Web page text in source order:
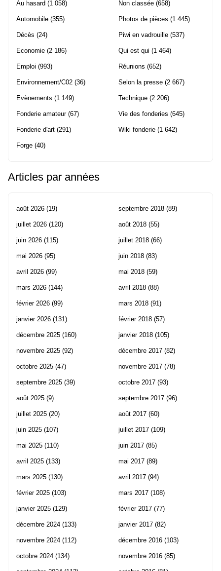
Au hasard (1 058)
Automobile (355)
Décès (24)
Economie (2 186)
Emploi (993)
Environnement/C02 (36)
Evènements (1 149)
Fonderie amateur(67)
Fonderie d'art (291)
Forge (40)
Non classée (658)
Photos de pièces (1 445)
Piwi en vadrouille (537)
Qui est qui (1 464)
Réunions (652)
Selon la presse (2 667)
Technique (2 206)
Vie des fonderies (645)
Wiki fonderie (1 642)
Articles par années
août 2026 (19)
juillet 2026 (120)
juin 2026 (115)
mai 2026 (95)
avril 2026 (99)
mars 2026 (144)
février 2026 (99)
janvier 2026 (131)
décembre 2025 (160)
novembre 2025 (92)
octobre 2025 (47)
septembre 2025 (39)
août 2025 (9)
juillet 2025 (20)
juin 2025 (107)
mai 2025 (110)
avril 2025 (133)
mars 2025 (130)
février 2025 (103)
janvier 2025 (129)
décembre 2024 (133)
novembre 2024 (112)
octobre 2024 (134)
septembre 2018 (89)
août 2018 (55)
juillet 2018 (66)
juin 2018 (83)
mai 2018 (59)
avril 2018 (88)
mars 2018 (91)
février 2018 (57)
janvier 2018 (105)
décembre 2017 (82)
novembre 2017 (78)
octobre 2017 (93)
septembre 2017 (96)
août 2017 (60)
juillet 2017 (109)
juin 2017 (85)
mai 2017 (89)
avril 2017 (94)
mars 2017 (108)
février 2017 (77)
janvier 2017 (82)
décembre 2016 (103)
novembre 2016 (85)